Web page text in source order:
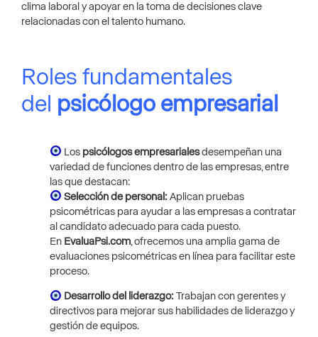
clima laboral y apoyar en la toma de decisiones clave
relacionadas con el talento humano.
Roles fundamentales
del psicólogo empresarial
Los psicólogos empresarialesdesempeñan una
variedad de funciones dentro de las empresas, entre
las que destacan:
Selección de personal: Aplican pruebas
psicométricas para ayudar a las empresas a contratar
al candidato adecuado para cada puesto.
En EvaluaPsi.com , ofrecemos una amplia gama de
evaluaciones psicométricas en línea para facilitar este
proceso.
Desarrollo del liderazgo: Trabajan con gerentes y
directivos para mejorar sus habilidades de liderazgo y
gestión de equipos.